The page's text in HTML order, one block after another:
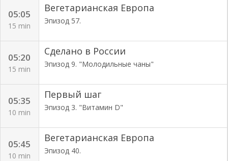
05:05
15 min
Вегетарианская Европа
Эпизод 57.
05:20
15 min
Сделано в России
Эпизод 9. "Молодильные чаны"
05:35
10 min
Первый шаг
Эпизод 3. "Витамин D"
05:45
10 min
Вегетарианская Европа
Эпизод 40.